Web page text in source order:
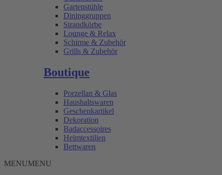
Gartenstühle
Dininggruppen
Strandkörbe
Lounge & Relax
Schirme & Zubehör
Grills & Zubehör
Boutique
Porzellan & Glas
Haushaltswaren
Geschenkartikel
Dekoration
Badaccessoires
Heimtextilien
Bettwaren
MENUMENU